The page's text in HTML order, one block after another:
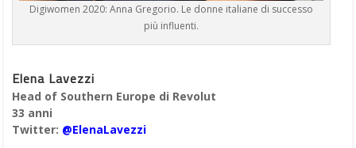
Digiwomen 2020: Anna Gregorio. Le donne italiane di successo
più influenti.
Elena Lavezzi
Head of Southern Europe di Revolut
33 anni
Twitter: @ElenaLavezzi